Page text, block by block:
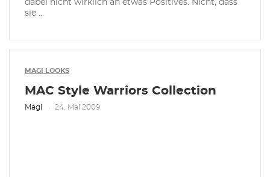
dabei nicht wirklich an etwas Positives. Nicht, dass
sie ...
MAGI LOOKS
MAC Style Warriors Collection
Magi 24. Mai 2009